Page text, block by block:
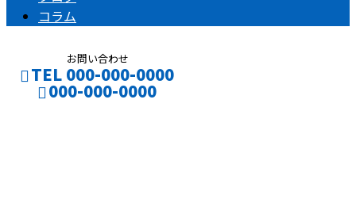
コラム
お問い合わせ
TEL 000-000-0000
000-000-0000